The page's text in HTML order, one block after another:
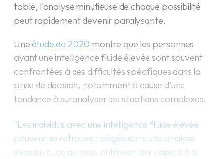
table, l'analyse minutieuse de chaque possibilité
peut rapidement devenir paralysante.
Uneétude de 2020 montre que les personnes
ayant une intelligence fluide élevée sont souvent
confrontées à des difficultés spécifiques dans la
prise de décision, notamment à cause d'une
tendance à suranalyser les situations complexes.
"Les individus avec une intelligence fluide élevée
peuvent se retrouver piégés dans une analyse
excessive, ce qui peut entraver leur capacité à